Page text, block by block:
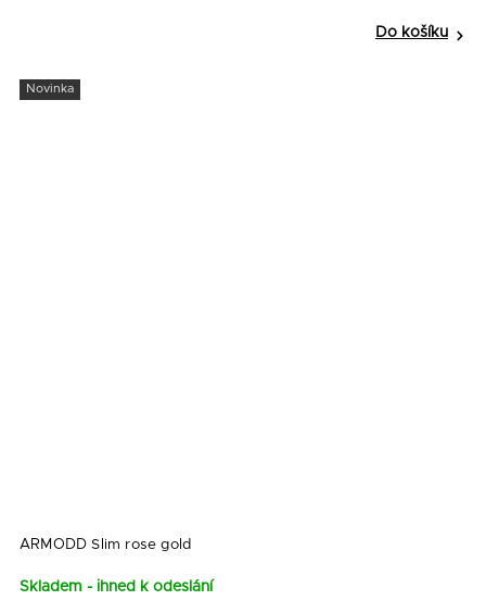
Do košíku
Novinka
ARMODD Slim rose gold
Skladem - ihned k odeslání